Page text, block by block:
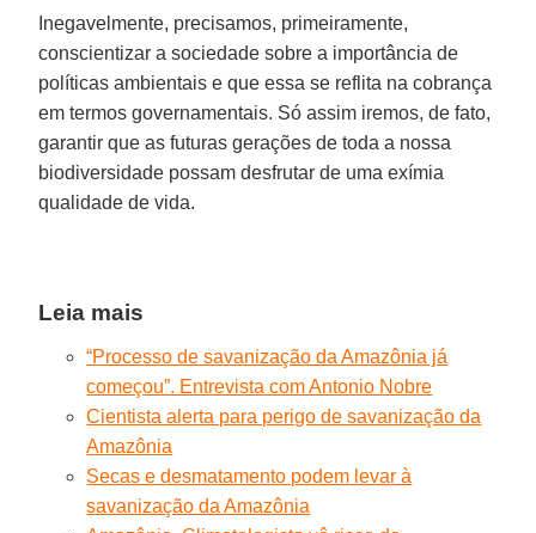
Inegavelmente, precisamos, primeiramente,
conscientizar a sociedade sobre a importância de
políticas ambientais e que essa se reflita na cobrança
em termos governamentais. Só assim iremos, de fato,
garantir que as futuras gerações de toda a nossa
biodiversidade possam desfrutar de uma exímia
qualidade de vida.
Leia mais
“Processo de savanização da Amazônia já
começou”. Entrevista com Antonio Nobre
Cientista alerta para perigo de savanização da
Amazônia
Secas e desmatamento podem levar à
savanização da Amazônia